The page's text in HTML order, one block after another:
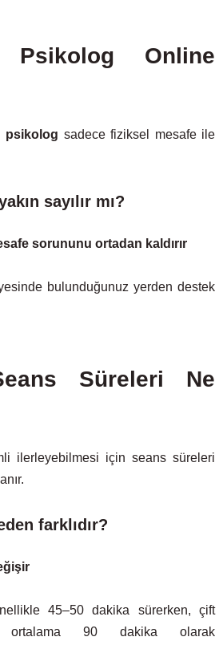
Psikolog Online
psikolog sadece fiziksel mesafe ile
sayılır mı?
sorununu ortadan kaldırır
bulunduğunuz yerden destek
Süreleri Ne
ilerleyebilmesi için seans süreleri
farklıdır?
45–50 dakika sürerken, çift
ortalama 90 dakika olarak